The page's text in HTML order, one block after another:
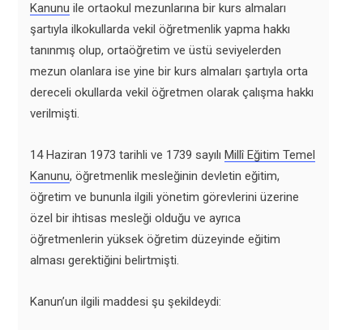
Kanunu ile ortaokul mezunlarına bir kurs almaları
şartıyla ilkokullarda vekil öğretmenlik yapma hakkı
tanınmış olup, ortaöğretim ve üstü seviyelerden
mezun olanlara ise yine bir kurs almaları şartıyla orta
dereceli okullarda vekil öğretmen olarak çalışma hakkı
verilmişti.
14 Haziran 1973 tarihli ve 1739 sayılı Millî Eğitim Temel
Kanunu, öğretmenlik mesleğinin devletin eğitim,
öğretim ve bununla ilgili yönetim görevlerini üzerine
özel bir ihtisas mesleği olduğu ve ayrıca
öğretmenlerin yüksek öğretim düzeyinde eğitim
alması gerektiğini belirtmişti.
Kanun’un ilgili maddesi şu şekildeydi: